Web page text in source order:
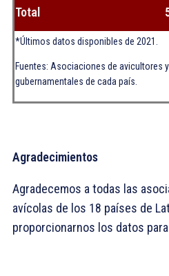
Total
*Últimos datos disponibles de 2021.
Fuentes: Asociaciones de avicultores
gubernamentales de cada país.
Agradecimientos
Agradecemos a todas las
avícolas de los 18 países de
proporcionarnos los datos